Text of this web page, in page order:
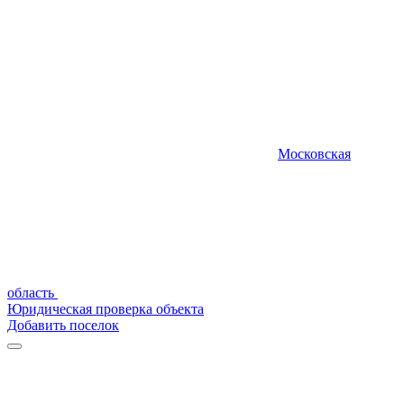
Московская
область
Юридическая проверка объекта
Добавить поселок